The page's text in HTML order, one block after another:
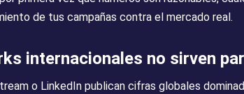
de tus campañas contra el mercado real.
internacionales no sirven
o LinkedIn publican cifras globales